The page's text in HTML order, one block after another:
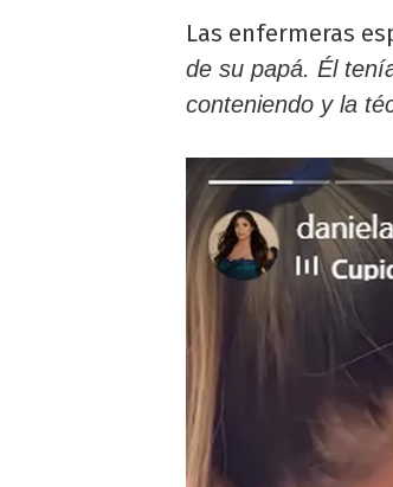
Las enfermeras
de su papá. Él
conteniendo y la